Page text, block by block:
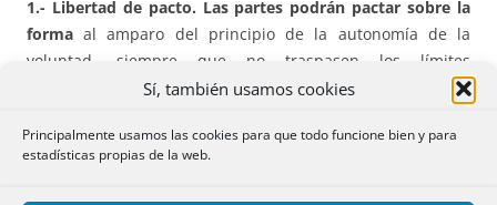
Sí, también usamos cookies
Principalmente usamos las cookies para que todo funcione bien y para
estadísticas propias de la web.
1.- Libertad de pacto. Las partes podrán pactar sobre la
forma al amparo del principio de la autonomía de la
voluntad, siempre que no traspasen los límites
imperativos, como sucedería si se pretendiese suprimir la
la eficacia de las formas de valer.